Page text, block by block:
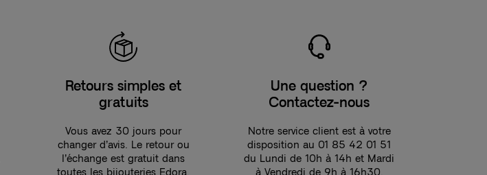
Retours simples et
gratuits
Vous avez 30 jours pour
changer d’avis. Le retour ou
l’échange est gratuit dans
toutes les bijouteries Edora.
Une question ?
Contactez-nous
Notre service client est à votre
disposition au 01 85 42 01 51
du Lundi de 10h à 14h et Mardi
à Vendredi de 9h à 16h30.